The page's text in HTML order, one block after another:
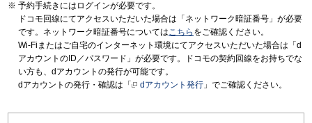
予約手続きにはログインが必要です。
ドコモ回線にてアクセスいただいた場合は「ネットワーク暗証番号」が必要
です。ネットワーク暗証番号についてはこちら をご確認ください。
Wi-Fiまたはご自宅のインターネット環境にてアクセスいただいた場合は「d
アカウントのID／パスワード」が必要です。ドコモの契約回線をお持ちでな
い方も、dアカウントの発行が可能です。
dアカウントの発行・確認は「
dアカウント発行 」でご確認ください。